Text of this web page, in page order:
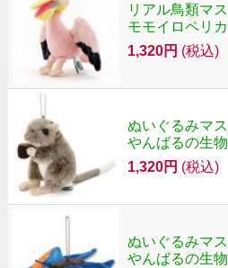
リアル鳥類マ
モモイロペリ
1,320円 (税込)
ぬいぐるみマ
やんばるの生
1,320円 (税込)
ぬいぐるみマ
やんばるの生